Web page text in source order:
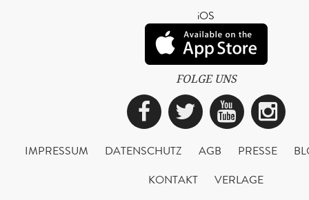
iOS
FOLGE UNS
Facebook
Twitter
IMPRESSUM DATENSCHUTZ AGB PRESSE
KONTAKT
VERLAGE